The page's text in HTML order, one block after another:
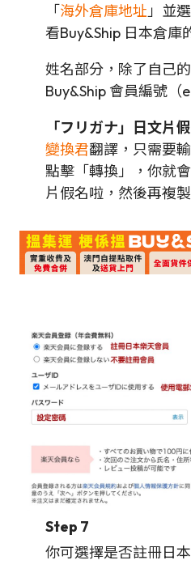
「海外倉庫地址」並
看Buy&Ship 日本倉庫
姓名部分，除了自己
Buy&Ship 會員編號（
「フリガナ」日文片
變換君翻譯，只需要
點擊「轉換」，你就
片假名啦，然後再複
Step 7
你可選擇是否註冊日